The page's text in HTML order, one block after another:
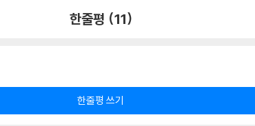
한줄평 (11)
한줄평 쓰기